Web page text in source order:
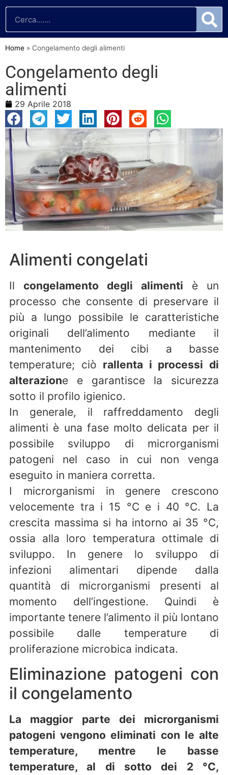
Home » Congelamento degli alimenti
Congelamento degli
alimenti
29 Aprile 2018
Alimenti congelati
Il congelamento degli alimenti è un
processo che consente di preservare il
più a lungo possibile le caratteristiche
originali dell’alimento mediante il
mantenimento dei cibi a basse
temperature; ciò rallenta i processi di
alterazione e garantisce la sicurezza
sotto il profilo igienico.
In generale, il raffreddamento degli
alimenti è una fase molto delicata per il
possibile sviluppo di microrganismi
patogeni nel caso in cui non venga
eseguito in maniera corretta.
I microrganismi in genere crescono
velocemente tra i 15 °C e i 40 °C. La
crescita massima si ha intorno ai 35 °C,
ossia alla loro temperatura ottimale di
sviluppo. In genere lo sviluppo di
infezioni alimentari dipende dalla
quantità di microrganismi presenti al
momento dell’ingestione. Quindi è
importante tenere l’alimento il più lontano
possibile dalle temperature di
proliferazione microbica indicata.
Eliminazione patogeni con
il congelamento
La maggior parte dei microrganismi
patogeni vengono eliminati con le alte
temperature, mentre le basse
temperature, al di sotto dei 2 °C,